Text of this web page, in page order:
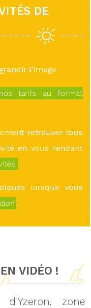
DE
l'image
tarifs au format
retrouver tous
en vous rendant
lorsque vous
.
VIDÉO !
d'Yzeron, zone